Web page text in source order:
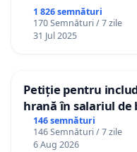
1 826 semnături
170 Semnături / 7 zile
31 Jul 2025
Petiție pentru
hrană în salariul de
gradațiilor de
personali
146 semnături
146 Semnături / 7 zile
6 Aug 2026